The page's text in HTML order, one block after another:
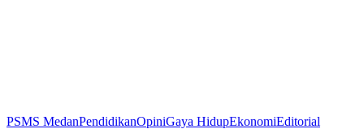
PSMS MedanPendidikanOpiniGaya HidupEkonomiEditorial